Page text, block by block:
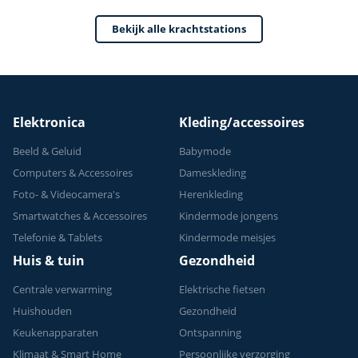
Verstelbaar -
Krachttraining - Tot
Bekijk alle krachtstations
Elektronica
Beeld & Geluid
Computers & Accessoires
Foto- & Videocamera's
Smartwatches & Accessoires
Telefonie & Tablets
Kleding/accessoires
Babymode
Dameskleding
Herenkleding
Kindermode jongens
Kindermode meisjes
Huis & tuin
Centrale verwarming
Huishouden
Keukenapparaten
Klimaat & Smart Home
Gezondheid
Elektrische fietsen
Gezondheid
Ontspanning
Persoonlijke verzorging